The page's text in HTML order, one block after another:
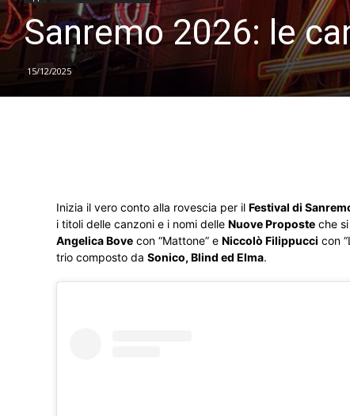
Sanremo 2026: le
15/12/2025
Inizia il vero conto alla rovescia per il Festival di
i titoli delle canzoni e i nomi delle Nuove Proposte che
Angelica Bove con “Mattone” e Niccolò Filippucci con
trio composto da Sonico, Blind ed Elma.